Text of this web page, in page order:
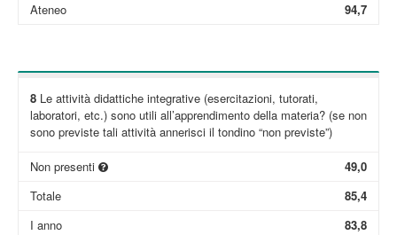
Ateneo
94,7
8Le attività didattiche integrative (esercitazioni, tutorati,
laboratori, etc.) sono utili all’apprendimento della materia? (se non
sono previste tali attività annerisci il tondino “non previste”)
Non presenti
49,0
Totale
85,4
I anno
83,8